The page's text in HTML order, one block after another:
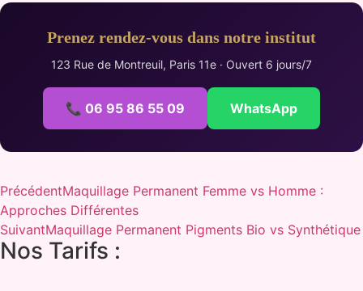
Prenez rendez-vous dans notre institut
123 Rue de Montreuil, Paris 11e · Ouvert 6 jours/7
📞 06 95 86 55 09 WhatsApp
PrécédentMaquillage Permanent Femme vs Homme :
Approches Différentes
SuivantMaquillage Permanent Pigments Bio vs Synthétique
Nos Tarifs :